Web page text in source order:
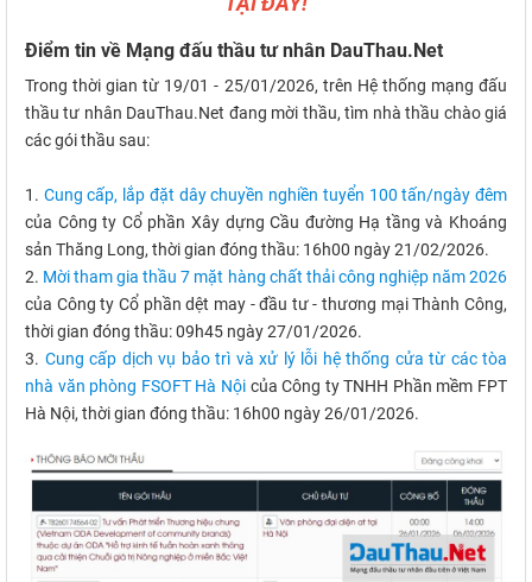
Điểm tin về Mạng đấu thầu tư nhân DauThau.Net
Trong thời gian từ 19/01 - 25/01/2026, trên Hệ thống mạng đấu
thầu tư nhân DauThau.Net đang mời thầu, tìm nhà thầu chào giá
các gói thầu sau:
1. Cung cấp, lắp đặt dây chuyền nghiền tuyển 100 tấn/ngày đêm
của Công ty Cổ phần Xây dựng Cầu đường Hạ tầng và Khoáng
sản Thăng Long, thời gian đóng thầu: 16h00 ngày 21/02/2026.
2. Mời tham gia thầu 7 mặt hàng chất thải công nghiệp năm 2026
của Công ty Cổ phần dệt may - đầu tư - thương mại Thành Công,
thời gian đóng thầu: 09h45 ngày 27/01/2026.
3. Cung cấp dịch vụ bảo trì và xử lý lỗi hệ thống cửa từ các tòa
nhà văn phòng FSOFT Hà Nộicủa Công ty TNHH Phần mềm FPT
Hà Nội, thời gian đóng thầu: 16h00 ngày 26/01/2026.